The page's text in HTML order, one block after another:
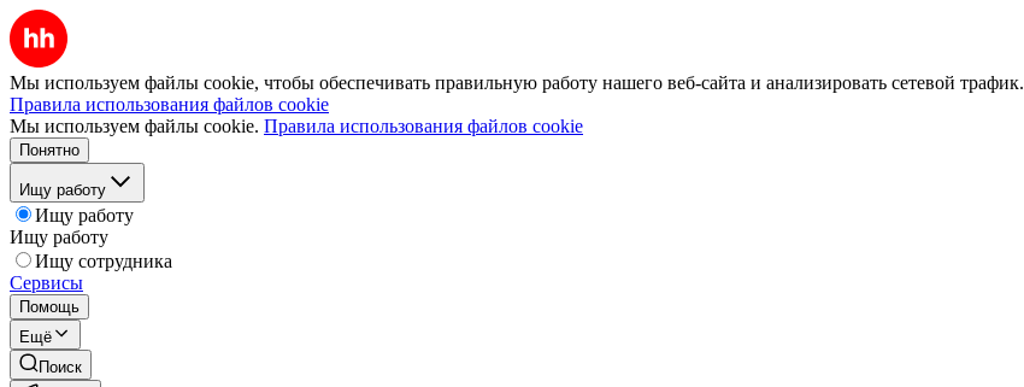
Мы используем файлы cookie, чтобы обеспечивать правильную работу нашего веб-сайта и анализировать сетевой трафик.
Правила использования файлов cookie
Мы используем файлы cookie. Правила использования файлов cookie
Понятно
Ищу работу
Ищу работу
Ищу работу
Ищу сотрудника
Сервисы
Помощь
Ещё
Поиск